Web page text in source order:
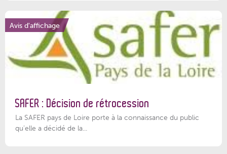
Avis d'affichage
SAFER : Décision de rétrocession
La SAFER pays de Loire porte à la connaissance du public
qu’elle a décidé de la...